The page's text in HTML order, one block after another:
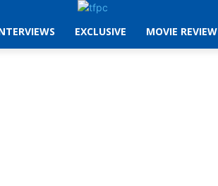
EXCLUSIVE MOVIE REVIEW